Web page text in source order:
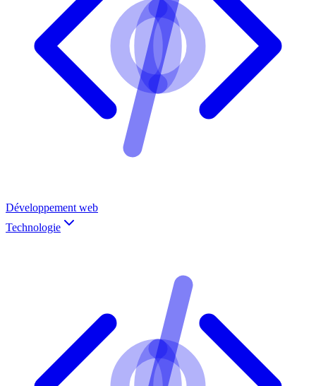
Développement web
Technologie